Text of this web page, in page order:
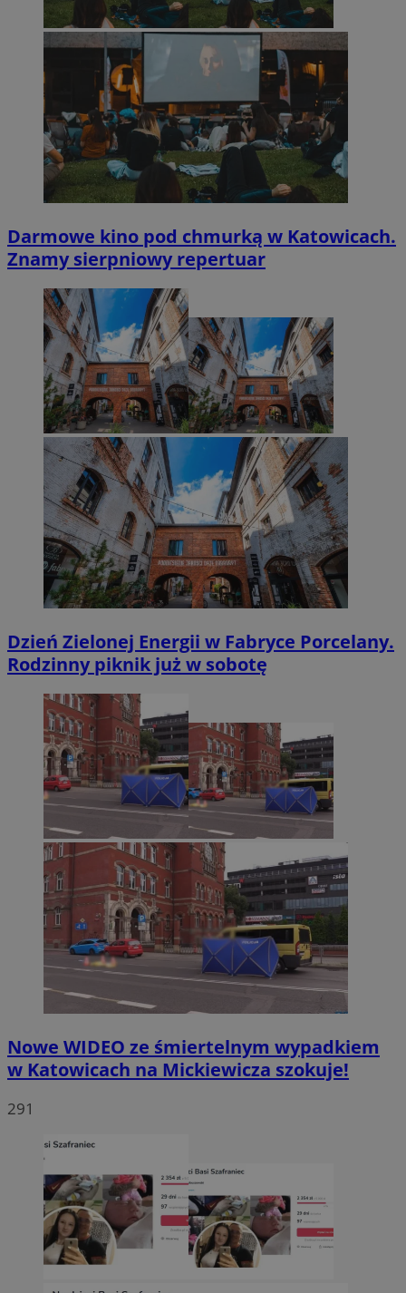
Darmowe kino pod chmurką w Katowicach.
Znamy sierpniowy repertuar
Dzień Zielonej Energii w Fabryce Porcelany.
Rodzinny piknik już w sobotę
Nowe WIDEO ze śmiertelnym wypadkiem
w Katowicach na Mickiewicza szokuje!
291